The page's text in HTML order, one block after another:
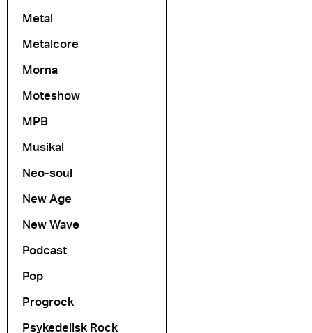
Metal
Metalcore
Morna
Moteshow
MPB
Musikal
Neo-soul
New Age
New Wave
Podcast
Pop
Progrock
Psykedelisk Rock